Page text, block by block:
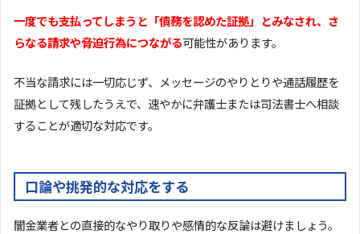
一度でも支払ってしまうと「債務を認めた証拠」とみなされ、さ
らなる請求や脅迫行為につながる可能性があります。
不当な請求には一切応じず、メッセージのやりとりや通話履歴を
証拠として残したうえで、速やかに弁護士または司法書士へ相談
することが適切な対応です。
口論や挑発的な対応をする
闇金業者との直接的なやり取りや感情的な反論は避けましょう。